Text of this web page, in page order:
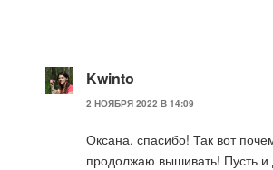
Kwinto
2 НОЯБРЯ 2022 В 14:09
Оксана, спасибо! Так вот
продолжаю вышивать! Пусть и